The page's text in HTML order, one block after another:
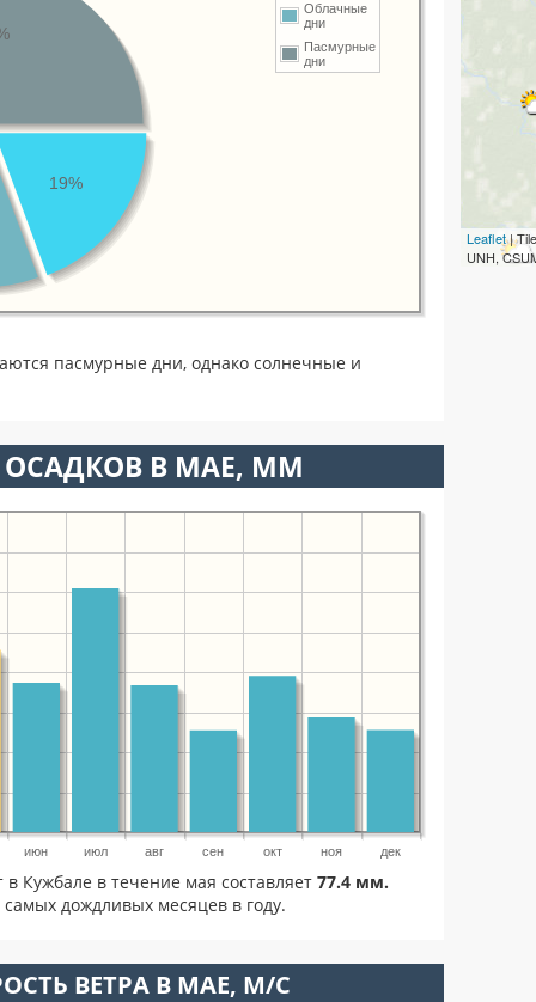
Облачные
дни
Пасмурные
дни
19%
пасмурные дни, однако солнечные и
ОСАДКОВ В МАЕ, ММ
июн июл авг сен окт ноя дек
Кужбале в течение мая составляет 77.4 мм.
дождливых месяцев в году.
ВЕТРА В МАЕ, М/С
Leaflet|
UNH,